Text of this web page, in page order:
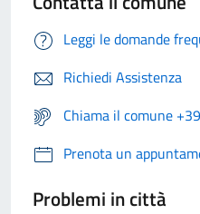
Leggi le domande
Richiedi Assistenza
Chiama il comune
Prenota un
Problemi in città